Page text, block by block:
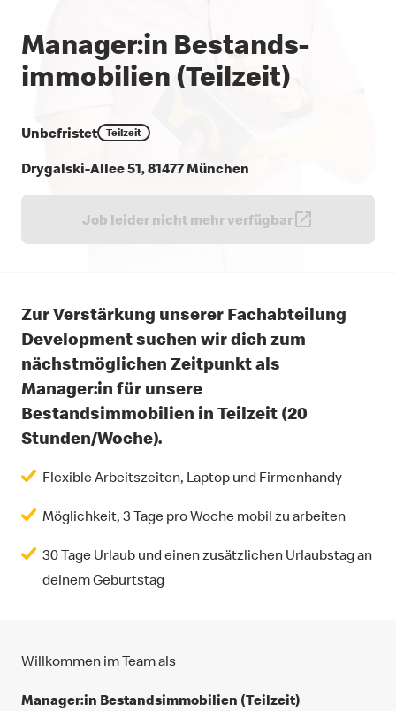
Manager:in Bestands­
immobilien (Teilzeit)
Unbefristet Teilzeit
Drygalski-Allee 51, 81477 München
Job leider nicht mehr verfügbar
Zur Verstärkung unserer Fachabteilung
Development suchen wir dich zum
nächstmöglichen Zeitpunkt als
Manager:in für unsere
Bestandsimmobilien in Teilzeit (20
Stunden/Woche).
Flexible Arbeitszeiten, Laptop und Firmenhandy
Möglichkeit, 3 Tage pro Woche mobil zu arbeiten
30 Tage Urlaub und einen zusätzlichen Urlaubstag an
deinem Geburtstag
Willkommen im Team als
Manager:in Bestandsimmobilien (Teilzeit)